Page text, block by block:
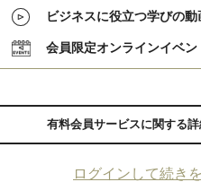
ビジネスに役立つ学びの動
会員限定オンラインイベン
有料会員サービスに関する
ログインして続き